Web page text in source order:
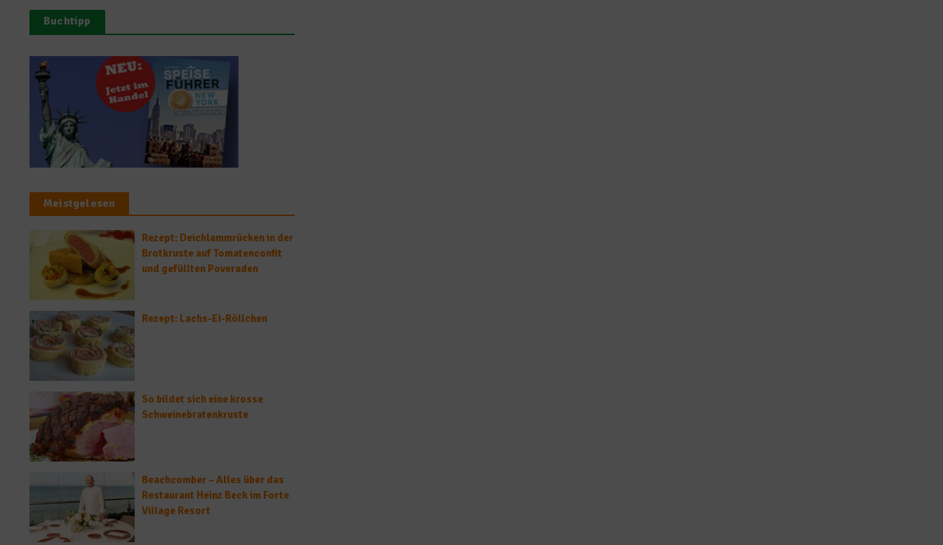
Buchtipp
Meistgelesen
Rezept: Deichlammrücken in der
Brotkruste auf Tomatenconfit
und gefüllten Poveraden
Rezept: Lachs-Ei-Röllchen
So bildet sich eine krosse
Schweinebratenkruste
Beachcomber – Alles über das
Restaurant Heinz Beck im Forte
Village Resort